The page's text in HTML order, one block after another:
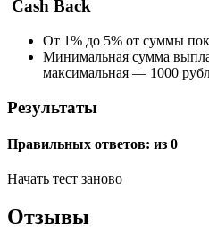
Cash Back
От 1% до 5% от суммы
Минимальная сумма
максимальная — 1000
Результаты
Правильных ответов: из 0
Начать тест заново
Отзывы